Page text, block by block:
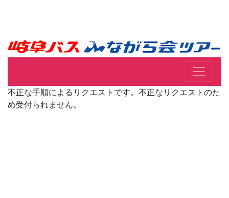
不正な手順によるリクエストです。不正なリクエストのた
め受付られません。